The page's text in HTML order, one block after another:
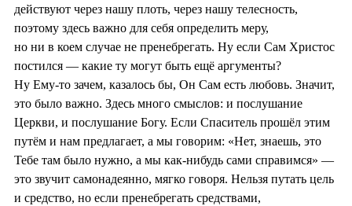
действуют через нашу плоть, через нашу телесность,
поэтому здесь важно для себя определить меру,
но ни в коем случае не пренебрегать. Ну если Сам Христос
постился — какие ту могут быть ещё аргументы?
Ну Ему‑то зачем, казалось бы, Он Сам есть любовь. Значит,
это было важно. Здесь много смыслов: и послушание
Церкви, и послушание Богу. Если Спаситель прошёл этим
путём и нам предлагает, а мы говорим: «Нет, знаешь, это
Тебе там было нужно, а мы как‑нибудь сами справимся» —
это звучит самонадеянно, мягко говоря. Нельзя путать цель
и средство, но если пренебрегать средствами,